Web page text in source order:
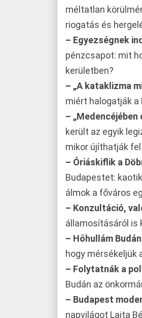
méltatlan
riogatás és
– Egyezségnek
pénzcsapot: mit
kerületben?
– „A kataklizma
miért halogatják a
–
került az egyik
mikor újíthatják fel
– Óriáskiflik a
Budapestet:
álmok a főváros
– Konzultáció,
államosításáról is
– Hőhullám Budán
hogy mérsékeljük
– Folytatnák a
Budán az
– Budapest
napvilágot Lajta